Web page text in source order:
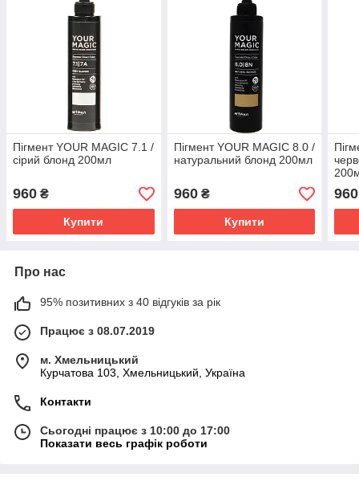
Пігмент YOUR MAGIC 7.1 /
сірий блонд 200мл
960 ₴
Купити
Пігмент YOUR MAGIC 8.0 /
натуральний блонд 200мл
960₴
Купити
960
Про нас
95% позитивних з 40 відгуків за рік
Працює з 08.07.2019
м. Хмельницький
Курчатова 103, Хмельницький, Україна
Контакти
Сьогодні працює з 10:00 до 17:00
Показати весь графік роботи